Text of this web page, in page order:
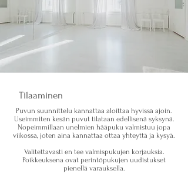
Tilaaminen
Puvun suunnittelu kannattaa aloittaa hyvissä ajoin.
Useimmiten kesän puvut tilataan edellisenä syksynä.
Nopeimmillaan unelmien hääpuku valmistuu jopa
viikossa, joten aina kannattaa ottaa yhteyttä ja kysyä.
Valitettavasti en tee valmispukujen korjauksia.
Poikkeuksena ovat perintöpukujen uudistukset
pienellä varauksella.